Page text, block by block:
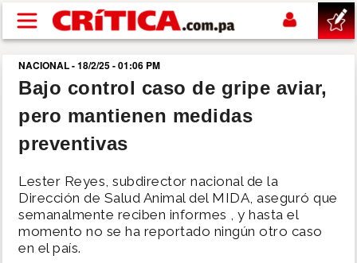
Pasar al contenido principal
buscar
SUCESOS
POLÍTICA
SHOW
NACIONAL - 18/2/25 - 01:06 PM
Bajo control caso de gripe aviar,
pero mantienen medidas
preventivas
Lester Reyes, subdirector nacional de la
Dirección de Salud Animal del MIDA, aseguró que
semanalmente reciben informes , y hasta el
momento no se ha reportado ningún otro caso
en el país.